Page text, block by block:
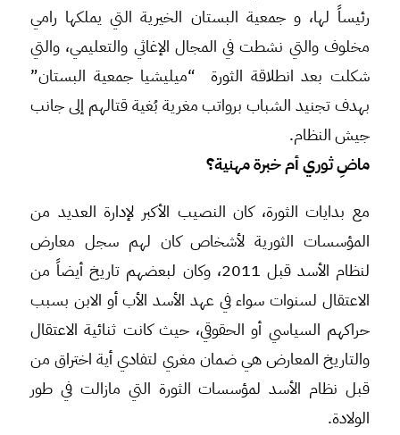
رئيساً لها، و جمعية البستان الخيرية التي يملكها رامي
مخلوف والتي نشطت في المجال الإغاثي والتعليمي، والتي
شكلت بعد انطلاقة الثورة “ميليشيا جمعية البستان”
بهدف تجنيد الشباب برواتب مغرية بُغية قتالهم إلى جانب
جيش النظام.
ماضِ ثوري أم خبرة مهنية؟
مع بدايات الثورة، كان النصيب الأكبر لإدارة العديد من
المؤسسات الثورية لأشخاص كان لهم سجل معارض
لنظام الأسد قبل 2011، وكان لبعضهم تاريخ أيضاً من
الاعتقال لسنوات سواء في عهد الأسد الأب أو الابن بسبب
حراكهم السياسي أو الحقوقي، حيث كانت ثنائية الاعتقال
والتاريخ المعارض هي ضمان مغري لتفادي أية اختراق من
قبل نظام الأسد لمؤسسات الثورة التي مازالت في طور
الولادة.